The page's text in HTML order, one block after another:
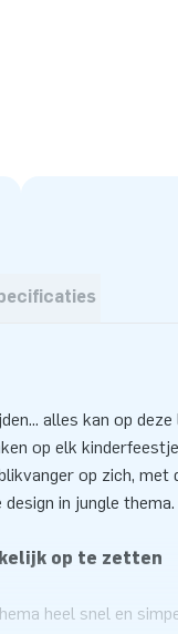
alles kan op
op elk
op zich,
in jungle
op te zetten
heel snel en